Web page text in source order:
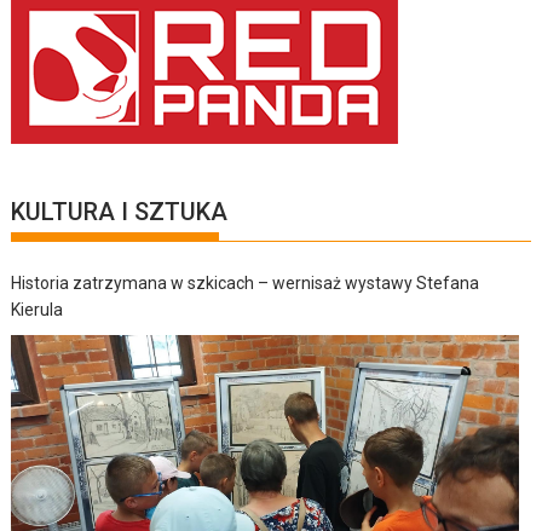
KULTURA I SZTUKA
Historia zatrzymana w szkicach – wernisaż wystawy Stefana
Kierula